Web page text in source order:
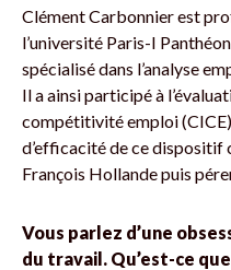
Clément Carbonnier est
l’université Paris-I
spécialisé dans l’analyse
Il a ainsi participé à
compétitivité emploi
d’efficacité de ce dispositif
François Hollande puis
Vous parlez d’une
du travail. Qu’est-ce